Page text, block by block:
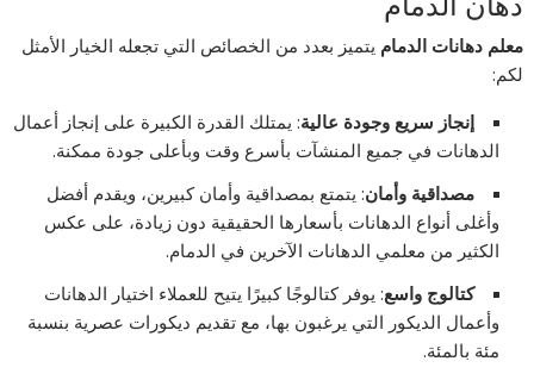
معلم دهانات الدمام يتميز بعدد من الخصائص التي تجعله الخيار الأمثل
لكم:
إنجاز سريع وجودة عالية: يمتلك القدرة الكبيرة على إنجاز أعمال
الدهانات في جميع المنشآت بأسرع وقت وبأعلى جودة ممكنة.
مصداقية وأمان: يتمتع بمصداقية وأمان كبيرين، ويقدم أفضل
وأغلى أنواع الدهانات بأسعارها الحقيقية دون زيادة، على عكس
الكثير من معلمي الدهانات الآخرين في الدمام.
كتالوج واسع: يوفر كتالوجًا كبيرًا يتيح للعملاء اختيار الدهانات
وأعمال الديكور التي يرغبون بها، مع تقديم ديكورات عصرية بنسبة
مئة بالمئة.